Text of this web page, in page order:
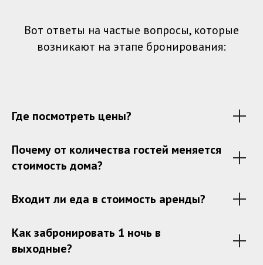
Вот ответы на частые вопросы, которые
возникают на этапе бронирования:
Где посмотреть цены?
Почему от количества гостей меняется
стоимость дома?
Входит ли еда в стоимость аренды?
Как забронировать 1 ночь в
выходные?